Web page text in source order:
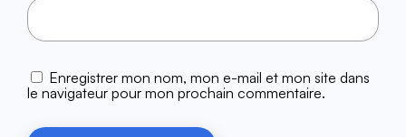
Enregistrer mon nom, mon e-mail et mon site dans
le navigateur pour mon prochain commentaire.